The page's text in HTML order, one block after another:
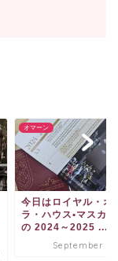
オマーン
今日はロイヤル・オ
ラ・ハウス•マスカ
の 2024～2025 ...
September 5,